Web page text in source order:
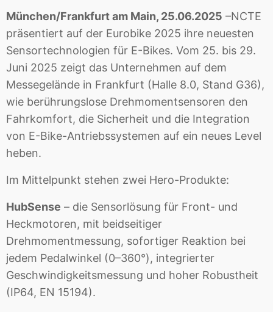
München/Frankfurt am Main, 25.06.2025 –NCTE
präsentiert auf der Eurobike 2025 ihre neuesten
Sensortechnologien für E-Bikes. Vom 25. bis 29.
Juni 2025 zeigt das Unternehmen auf dem
Messegelände in Frankfurt (Halle 8.0, Stand G36),
wie berührungslose Drehmomentsensoren den
Fahrkomfort, die Sicherheit und die Integration
von E-Bike-Antriebssystemen auf ein neues Level
heben.
Im Mittelpunkt stehen zwei Hero-Produkte:
HubSense – die Sensorlösung für Front- und
Heckmotoren, mit beidseitiger
Drehmomentmessung, sofortiger Reaktion bei
jedem Pedalwinkel (0–360°), integrierter
Geschwindigkeitsmessung und hoher Robustheit
(IP64, EN 15194).